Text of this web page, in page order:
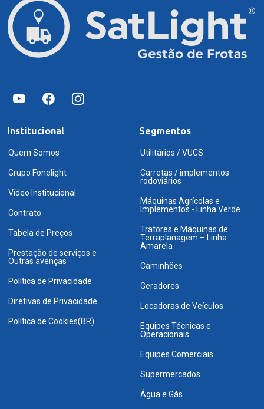
Institucional
Quem Somos
Grupo Fonelight
Vídeo Institucional
Contrato
Tabela de Preços
Prestação de serviços e
Outras avenças
Política de Privacidade
Diretivas de Privacidade
Política de Cookies(BR)
Segmentos
Utilitários / VUCS
Carretas / implementos
rodoviários
Máquinas Agrícolas e
Implementos - Linha Verde
Tratores e Máquinas de
Terraplanagem – Linha
Amarela
Caminhões
Geradores
Locadoras de Veículos
Equipes Técnicas e
Operacionais
Equipes Comerciais
Supermercados
Água e Gás